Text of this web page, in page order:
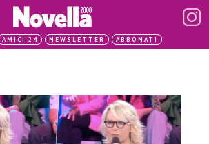
AMICI 24 NEWSLETTER ABBONATI